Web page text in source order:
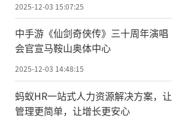
2025-12-03 15:07:25
中手游《仙剑奇侠传》三十周年演唱
会官宣马鞍山奥体中心
2025-12-03 14:48:15
蚂蚁HR一站式人力资源解决方案，让
管理更简单，让增长更安心